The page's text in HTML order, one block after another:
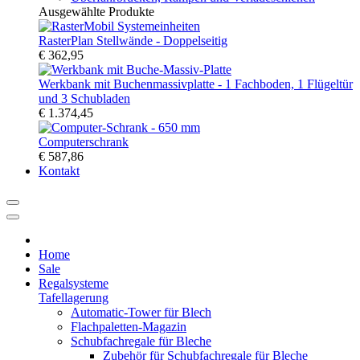
Ausgewählte Produkte
RasterPlan Stellwände - Doppelseitig
€ 362,95
Werkbank mit Buchenmassivplatte - 1 Fachboden, 1 Flügeltür
und 3 Schubladen
€ 1.374,45
Computerschrank
€ 587,86
Kontakt
Home
Sale
Regalsysteme
Tafellagerung
Automatic-Tower für Blech
Flachpaletten-Magazin
Schubfachregale für Bleche
Zubehör für Schubfachregale für Bleche